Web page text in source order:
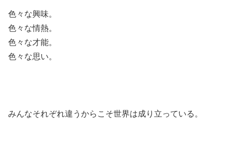
色々な興味。
色々な情熱。
色々な才能。
色々な思い。
みんなそれぞれ違うからこそ世界は成り立っている。